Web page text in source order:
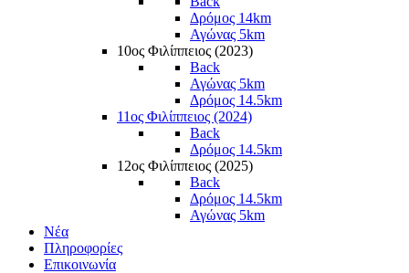
Δρόμος 14km
Αγώνας 5km
10ος Φιλίππειος (2023)
Back
Αγώνας 5km
Δρόμος 14.5km
11ος Φιλίππειος (2024)
Back
Δρόμος 14.5km
12ος Φιλίππειος (2025)
Back
Δρόμος 14.5km
Αγώνας 5km
Νέα
Πληροφορίες
Επικοινωνία